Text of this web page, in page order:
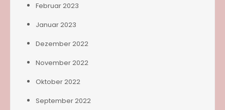
Februar 2023
Januar 2023
Dezember 2022
November 2022
Oktober 2022
September 2022